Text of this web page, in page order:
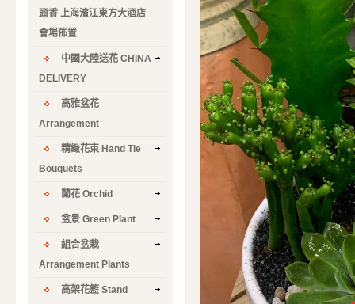
頭香 上海濱江東方大酒店
會場佈置
中國大陸送花 CHINA
DELIVERY
高雅盆花
Arrangement
精緻花束 Hand Tie
Bouquets
蘭花 Orchid
盆景 Green Plant
組合盆栽
Arrangement Plants
高架花籃 Stand